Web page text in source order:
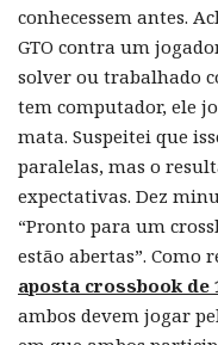
conhecessem antes.
GTO contra um
solver ou trabalhado
tem computador, ele
mata. Suspeitei que
paralelas, mas o
expectativas. Dez
“Pronto para um
estão abertas”. Como
aposta crossbook de
ambos devem jogar